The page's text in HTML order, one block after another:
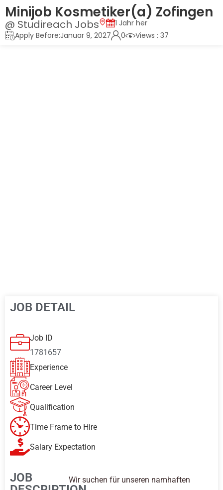
Minijob Kosmetiker(a) Zofingen
@ Studireach Jobs
1 Jahr her
Apply Before:Januar 9, 2027
0 Views : 37
JOB DETAIL
Job ID
1781657
Experience
Career Level
Qualification
Time Frame to Hire
Salary Expectation
JOB
Wir suchen für unseren namhaften